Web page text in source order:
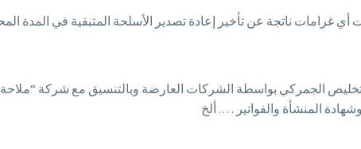
الجمركي بواسطة الشركات العارضة وبالتنسيق مع شركة
المنشأة والفواتير …. ألخ